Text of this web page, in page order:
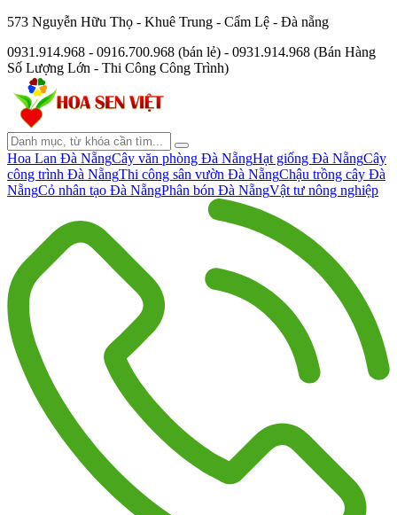
573 Nguyễn Hữu Thọ - Khuê Trung - Cẩm Lệ - Đà nẵng
0931.914.968 - 0916.700.968 (bán lẻ) - 0931.914.968 (Bán Hàng
Số Lượng Lớn - Thi Công Công Trình)
Hoa Lan Đà NẵngCây văn phòng Đà NẵngHạt giống Đà NẵngCây
công trình Đà NẵngThi công sân vườn Đà NẵngChậu trồng cây Đà
NẵngCỏ nhân tạo Đà NẵngPhân bón Đà NẵngVật tư nông nghiệp